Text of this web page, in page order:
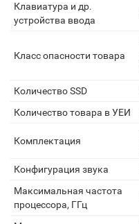
Клавиатура и др.
устройства ввода
Класс опасности товара
Количество SSD
Количество товара в УЕИ
Комплектация
Конфигурация звука
Максимальная частота
процессора, ГГц